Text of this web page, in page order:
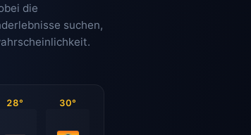
die
suchen,
28° 30°